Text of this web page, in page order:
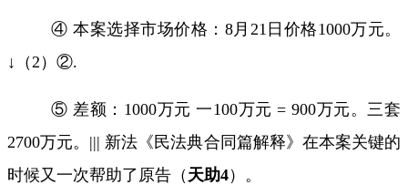
④ 本案选择市场价格： 8月 21 日价格1000万元。
↓（ 2 ）②.
⑤ 差额： 1000万元 一100万元 = 900万元。三套
2700万元。 ||| 新法《民法典合同篇解释》在本案关键的
时候又一次帮助了原告（ 天助4）。